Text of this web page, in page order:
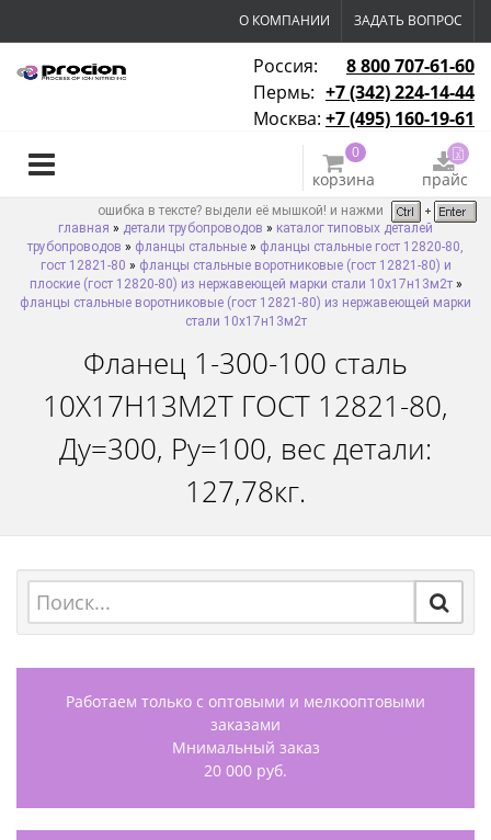
О КОМПАНИИ ЗАДАТЬ ВОПРОС
Россия:
8 800 707-61-60
Пермь: +7 (342) 224-14-44
Москва: +7 (495) 160-19-61
0
корзина прайс
ошибка в тексте? выдели её мышкой! и нажми
главная » детали трубопроводов » каталог типовых деталей
трубопроводов » фланцы стальные » фланцы стальные гост 12820-80,
гост 12821-80 » фланцы стальные воротниковые (гост 12821-80) и
плоские (гост 12820-80) из нержавеющей марки стали 10х17н13м2т»
фланцы стальные воротниковые (гост 12821-80) из нержавеющей марки
стали 10х17н13м2т
Фланец 1-300-100 сталь
10Х17Н13М2Т ГОСТ 12821-80,
Ду=300, Ру=100, вес детали:
127,78кг.
Работаем только с оптовыми и мелкооптовыми
заказами
Мнимальный заказ
20 000 руб.